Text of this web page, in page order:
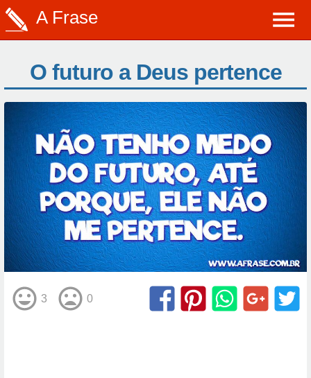
A Frase
O futuro a Deus pertence
3 0